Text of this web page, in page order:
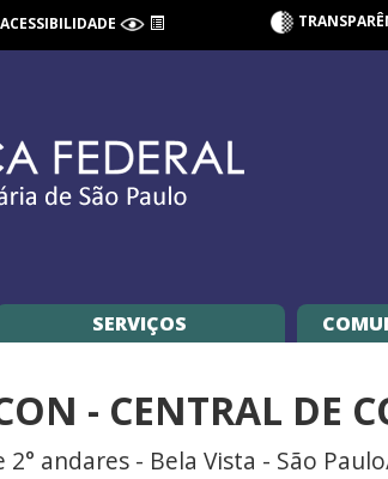
ACESSIBILIDADE
SERVIÇOS
- CENTRAL DE
andares - Bela Vista - São